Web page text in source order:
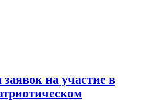
на участие в